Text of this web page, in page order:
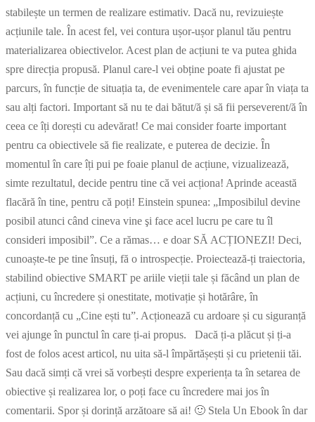
stabilește un termen de realizare estimativ. Dacă nu, revizuiește
acțiunile tale. În acest fel, vei contura ușor-ușor planul tău pentru
materializarea obiectivelor. Acest plan de acțiuni te va putea ghida
spre direcția propusă. Planul care-l vei obține poate fi ajustat pe
parcurs, în funcție de situația ta, de evenimentele care apar în viața ta
sau alți factori. Important să nu te dai bătut/ă și să fii perseverent/ă în
ceea ce îți dorești cu adevărat! Ce mai consider foarte important
pentru ca obiectivele să fie realizate, e puterea de decizie. În
momentul în care îți pui pe foaie planul de acțiune, vizualizează,
simte rezultatul, decide pentru tine că vei acționa! Aprinde această
flacără în tine, pentru că poți! Einstein spunea: „Imposibilul devine
posibil atunci când cineva vine şi face acel lucru pe care tu îl
consideri imposibil”. Ce a rămas… e doar SĂ ACȚIONEZI! Deci,
cunoaște-te pe tine însuți, fă o introspecție. Proiectează-ți traiectoria,
stabilind obiective SMART pe ariile vieții tale și făcând un plan de
acțiuni, cu încredere și onestitate, motivație și hotărâre, în
concordanță cu „Cine ești tu”. Acționează cu ardoare și cu siguranță
vei ajunge în punctul în care ți-ai propus. Dacă ți-a plăcut și ți-a
fost de folos acest articol, nu uita să-l împărtășești și cu prietenii tăi.
Sau dacă simți că vrei să vorbești despre experiența ta în setarea de
obiective și realizarea lor, o poți face cu încredere mai jos în
comentarii. Spor și dorință arzătoare să ai! 🙂 Stela Un Ebook în dar